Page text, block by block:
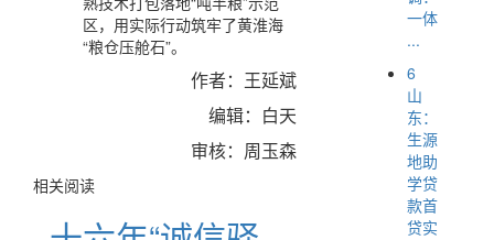
区，用实际行动筑牢了黄淮海
“粮仓压舱石”。
作者：王延斌
编辑：白天
审核：周玉森
相关阅读
一体
...
6
山
东：
生源
地助
学贷
款首
贷实